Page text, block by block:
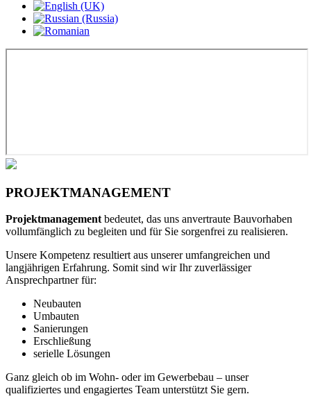
PROJEKTMANAGEMENT
Projektmanagement bedeutet, das uns anvertraute Bauvorhaben
vollumfänglich zu begleiten und für Sie sorgenfrei zu realisieren.
Unsere Kompetenz resultiert aus unserer umfangreichen und
langjährigen Erfahrung. Somit sind wir Ihr zuverlässiger
Ansprechpartner für:
Neubauten
Umbauten
Sanierungen
Erschließung
serielle Lösungen
Ganz gleich ob im Wohn- oder im Gewerbebau – unser
qualifiziertes und engagiertes Team unterstützt Sie gern.